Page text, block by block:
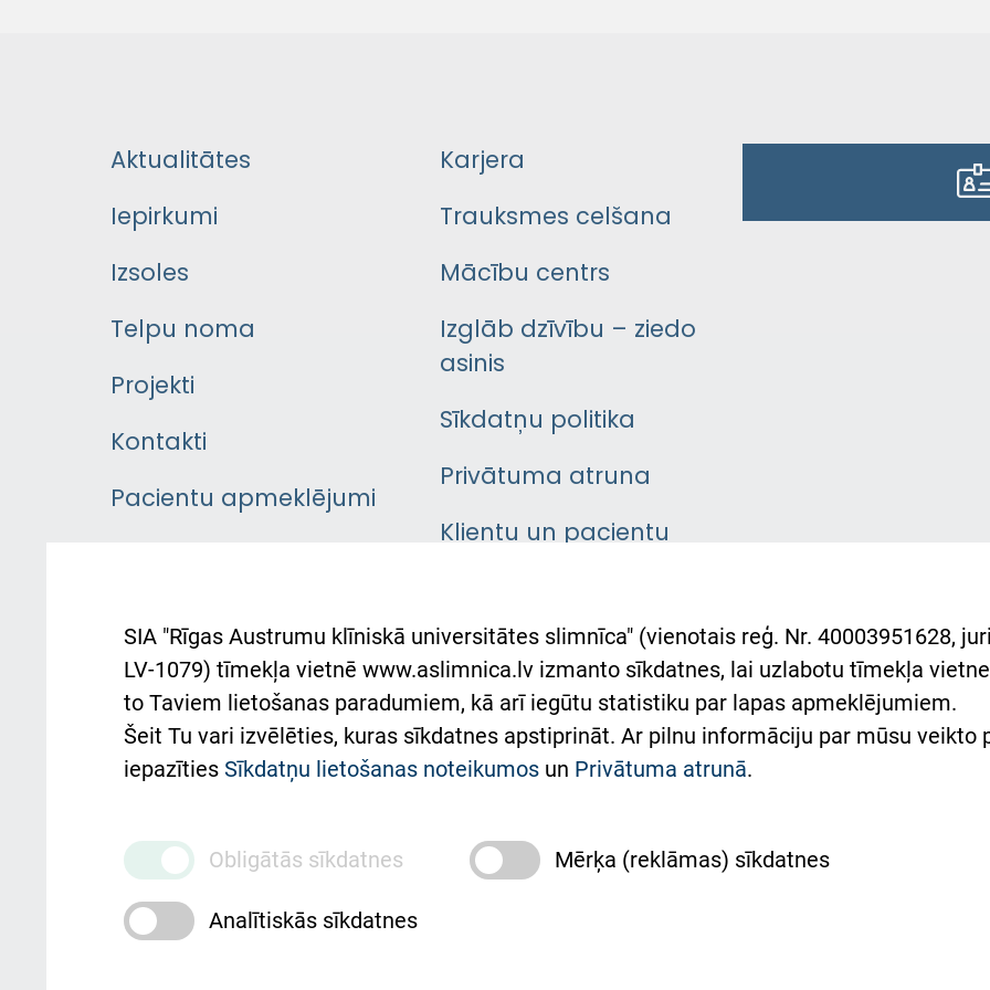
Aktualitātes
Iepirkumi
Izsoles
Telpu noma
Projekti
Kontakti
Pacientu apmeklējumi
Pacienta
atsauksmju/sūdzību
iesniegšanas kārtība
Kā pie mums nokļūt
ceļvedis
Rekvizīti un ārstniecības
Karjera
Trauksmes celšana
Mācību centrs
Izglāb dzīvību – ziedo
asinis
Sīkdatņu politika
Privātuma atruna
Klientu un pacientu
Austrumu slimnīcas
atbalsts Ukrainai
Підтримка Східної лікарні
та співпраця з Україною
SIA "Rīgas Austrumu klīniskā universitātes slimnīca" (vienotais reģ. Nr. 40003951628,
LV-1079) tīmekļa vietnē www.aslimnica.lv izmanto sīkdatnes, lai uzlabotu tīmekļa
to Taviem lietošanas paradumiem, kā arī iegūtu statistiku par lapas apmeklējumiem.
Šeit Tu vari izvēlēties, kuras sīkdatnes apstiprināt. Ar pilnu informāciju par mūsu veikto
iepazīties Sīkdatņu lietošanas noteikumos un Privātuma atrunā.
Obligātās sīkdatnes Mērķa (reklāmas) sīkdatnes
Analītiskās sīkdatnes